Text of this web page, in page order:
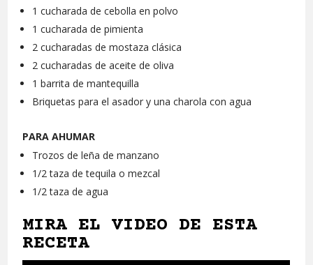
1 cucharada de cebolla en polvo
1 cucharada de pimienta
2 cucharadas de mostaza clásica
2 cucharadas de aceite de oliva
1 barrita de mantequilla
Briquetas para el asador y una charola con agua
PARA AHUMAR
Trozos de leña de manzano
1/2 taza de tequila o mezcal
1/2 taza de agua
MIRA EL VIDEO DE ESTA
RECETA